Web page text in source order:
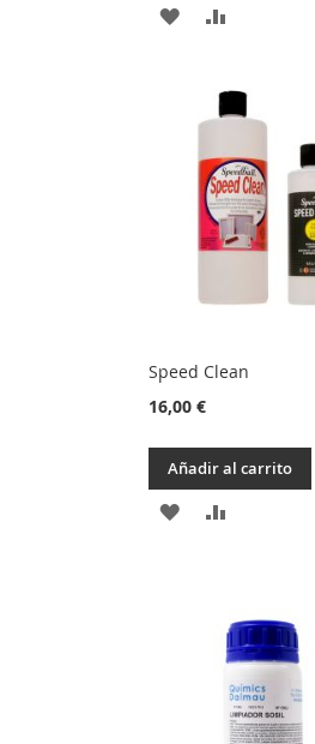
AÑADIR
DESEOS
COMPARAR
Speed Clean
16,00 €
Añadir al carrito
AÑADIR
DESEOS